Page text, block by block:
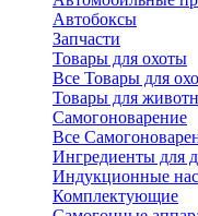
Автобоксы
Запчасти
Товары для охоты
Все Товары для
Товары для
Самогоноварение
Все
Ингредиенты для
Индукционные
Комплектующие